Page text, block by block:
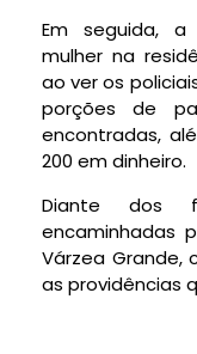
Em seguida,
mulher na
ao ver os
porções de
encontradas,
200 em dinheiro.
Diante dos
encaminhadas
Várzea Grande,
as providências